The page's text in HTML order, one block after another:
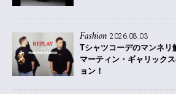
Fashion 2026.08.03
Tシャツコーデのマンネリ
マーティン・ギャリック
ョン！